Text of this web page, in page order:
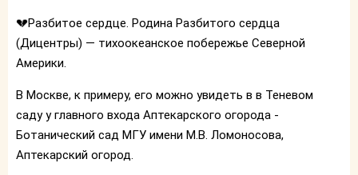
💔Разбитое сердце. Родина Разбитого сердца
(Дицентры) — тихоокеанское побережье Северной
Америки.
В Москве, к примеру, его можно увидеть в в Теневом
саду у главного входа Аптекарского огорода -
Ботанический сад МГУ имени М.В. Ломоносова,
Аптекарский огород.